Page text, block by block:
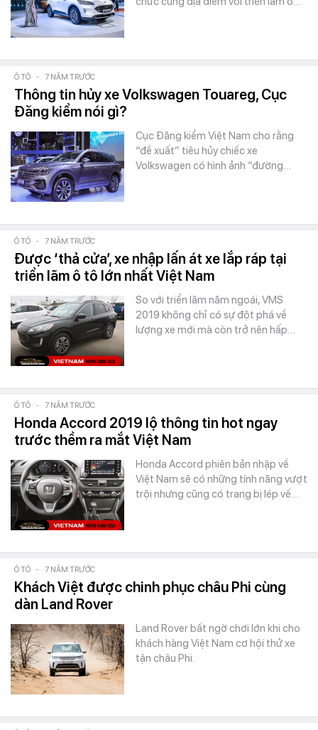
Ô TÔ - 7 NĂM TRƯỚC
Thông tin hủy xe Volkswagen Touareg, Cục
Đăng kiểm nói gì?
Cục Đăng kiểm Việt Nam cho rằng
“đề xuất” tiêu hủy chiếc xe
Volkswagen có hình ảnh “đường…
Ô TÔ - 7 NĂM TRƯỚC
Được ‘thả cửa’, xe nhập lấn át xe lắp ráp tại
triển lãm ô tô lớn nhất Việt Nam
So với triển lãm năm ngoái, VMS
2019 không chỉ có sự đột phá về
lượng xe mới mà còn trở nên hấp…
Ô TÔ - 7 NĂM TRƯỚC
Honda Accord 2019 lộ thông tin hot ngay
trước thềm ra mắt Việt Nam
Honda Accord phiên bản nhập về
Việt Nam sẽ có những tính năng vượt
trội nhưng cũng có trang bị lép vế…
Ô TÔ - 7 NĂM TRƯỚC
Khách Việt được chinh phục châu Phi cùng
dàn Land Rover
Land Rover bất ngờ chơi lớn khi cho
khách hàng Việt Nam cơ hội thử xe
tận châu Phi.